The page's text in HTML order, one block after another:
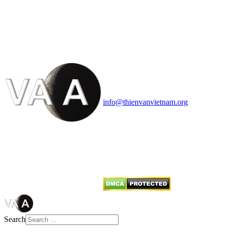
info@thienvanvietnam.org
Search